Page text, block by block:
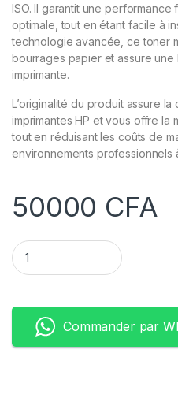
ISO. Il garantit une performance
optimale, tout en étant facile à
technologie avancée, ce toner
bourrages papier et assure
imprimante.
L’originalité du produit assure
imprimantes HP et vous offre la
tout en réduisant les coûts de
environnements professionnels
50000 CFA
Toner HP 26A – CF226A -
Commander par